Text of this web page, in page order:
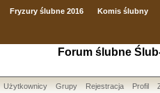
Fryzury ślubne 2016 Komis ślubny
Forum ślubne
Użytkownicy Grupy Rejestracja Profil